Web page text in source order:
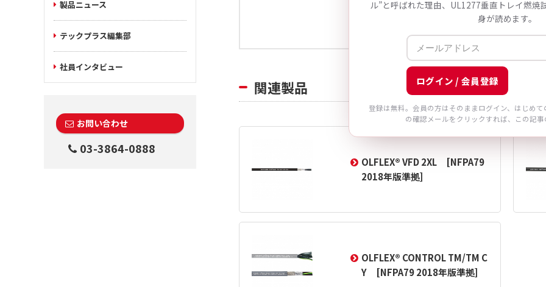
ル”と呼ばれた理由、UL1277垂直トレイ燃焼
身が読めます。
ログイン / 会員登録
登録は無料。会員の方はそのままログイン、はじめ
の確認メールをクリックすれば、この記
ないようオンオフの切り替えをしっかり
関連製品
OLFLEX® VFD 2XL [NFPA79
2018年版準拠]
OLFLEX® CONTROL TM/TM C
Y [NFPA79 2018年版準拠]
製品ニュース
テックプラス編集部
社員インタビュー
お問い合わせ
03-3864-0888